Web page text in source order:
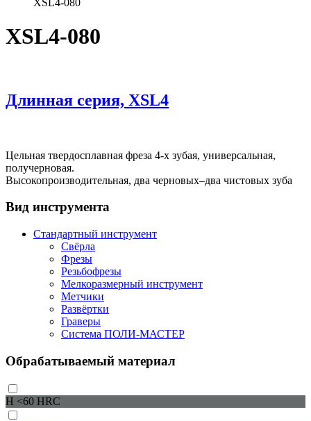
XSL4-080
XSL4-080
Длинная серия, XSL4
Цельная твердосплавная фреза 4-х зубая, универсальная,
получерновая.
Высокопроизводительная, два черновых–два чистовых зуба
Вид инструмента
Стандартный инструмент
Свёрла
Фрезы
Резьбофрезы
Мелкоразмерный инструмент
Метчики
Развёртки
Граверы
Система ПОЛИ-МАСТЕР
Обрабатываемый материал
H <60 HRC